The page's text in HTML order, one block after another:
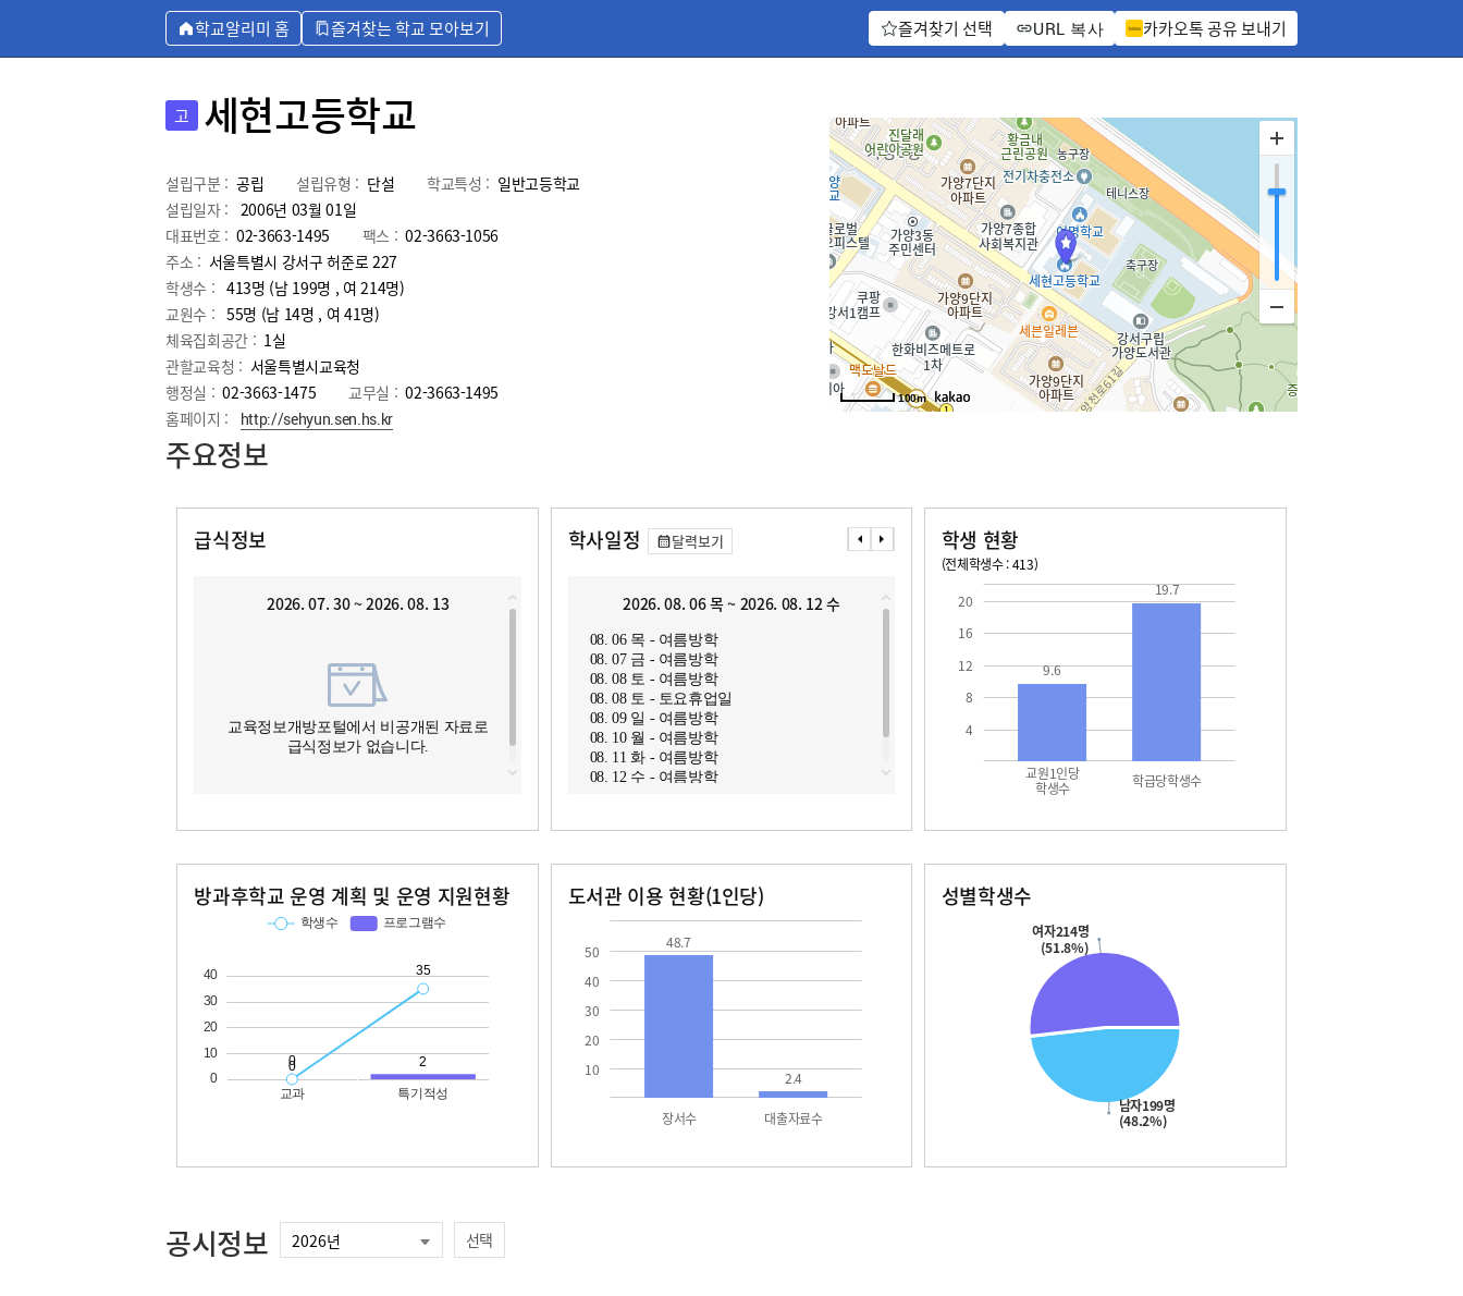
학교알리미 홈 즐겨찾는 학교 모아보기 즐겨찾기 선택 URL 복사 카카오톡 공유 보내기
고 세현고등학교
설립구분 : 공립 설립유형 : 단설 학교특성 : 일반고등학교
설립일자 : 2006년 03월 01일
대표번호 : 02-3663-1495 팩스 : 02-3663-1056
주소 : 서울특별시 강서구 허준로 227
학생수 : 413명 (남 199명 , 여 214명)
교원수 : 55명 (남 14명 , 여 41명)
체육집회공간 : 1실
관할교육청 : 서울특별시교육청
행정실 : 02-3663-1475 교무실 : 02-3663-1495
홈페이지 :
http://sehyun.sen.hs.kr
100m
주요정보
급식정보
2026. 07. 30 ~ 2026. 08. 13
교육정보개방포털에서 비공개된 자료로
급식정보가 없습니다.
학사일정 달력보기
2026. 08. 06 목 ~ 2026. 08. 12 수
08. 06 목 - 여름방학
08. 07 금 - 여름방학
08. 08 토 - 여름방학
08. 08 토 - 토요휴업일
08. 09 일 - 여름방학
08. 10 월 - 여름방학
08. 11 화 - 여름방학
08. 12 수 - 여름방학
2026. 08. 13 목 ~ 2026. 08. 19 수
08. 13 목 - 여름방학
08. 14 금 - 여름방학
08. 15 토 - 광복절
08. 17 월 - 대체공휴일
학생 현황
(전체학생수 : 413)
4
8
12
16
20
교원1인당
학생수 학급당학생수
9.6
19.7
방과후학교 운영 계획 및 운영 지원현황 도서관 이용 현황(1인당)
10
20
30
40
50
장서수 대출자료수
48.7
2.4
성별학생수
남자199명
(48.2%)
여자214명
(51.8%)
공시정보 선택